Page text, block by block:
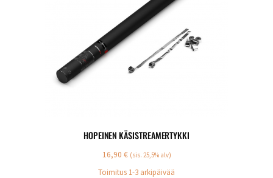
HOPEINEN KÄSISTREAMERTYKKI
16,90 € (sis. 25,5% alv)
Toimitus 1-3 arkipäivää